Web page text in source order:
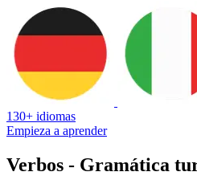
130+ idiomas
Empieza a aprender
Verbos - Gramática